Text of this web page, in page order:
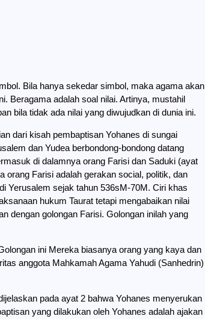
Bila hanya sekedar simbol, maka agama akan
Beragama adalah soal nilai. Artinya, mustahil
bila tidak ada nilai yang diwujudkan di dunia ini.
dari kisah pembaptisan Yohanes di sungai
dan Yudea berbondong-bondong datang
di dalamnya orang Farisi dan Saduki (ayat
orang Farisi adalah gerakan social, politik, dan
Yerusalem sejak tahun 536sM-70M. Ciri khas
hukum Taurat tetapi mengabaikan nilai
dengan golongan Farisi. Golongan inilah yang
ini Mereka biasanya orang yang kaya dan
anggota Mahkamah Agama Yahudi (Sanhedrin)
pada ayat 2 bahwa Yohanes menyerukan
yang dilakukan oleh Yohanes adalah ajakan